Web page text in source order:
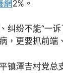
網2%。
纠纷不能“一
，更要抓前端
镇潭吉村党总